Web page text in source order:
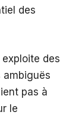
des
exploite des
ambiguës
pas à
le